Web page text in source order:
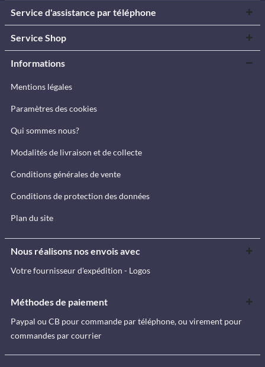
Service d'assistance par téléphone
Service Shop
Informations
Mentions légales
Paramètres des cookies
Qui sommes nous?
Modalités de livraison et de collecte
Conditions générales de vente
Conditions de protection des données
Plan du site
Nous réalisons nos envois avec
Votre fournisseur d'expédition - Logos
Méthodes de paiement
Paypal ou CB pour commande par téléphone, ou virement pour
commandes par courrier